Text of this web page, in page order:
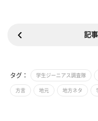
記
タグ： 学生ジーニアス調査隊
方言 地元 地方ネタ